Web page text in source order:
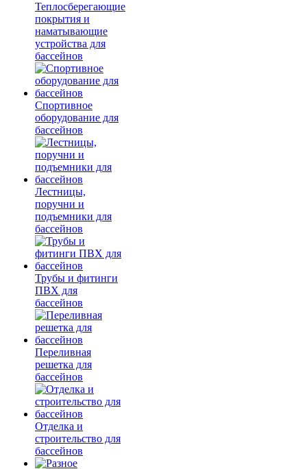
Теплосберегающие
покрытия и
наматывающие
устройства для
бассейнов
Спортивное
оборудование для
бассейнов
Лестницы,
поручни и
подъемники для
бассейнов
Трубы и фитинги
ПВХ для
бассейнов
Переливная
решетка для
бассейнов
Отделка и
строительство для
бассейнов